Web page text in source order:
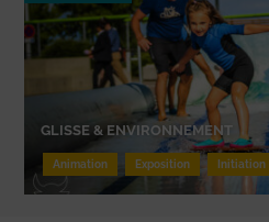
GLISSE & ENVIRONNEMENT
Animation Exposition Initiation